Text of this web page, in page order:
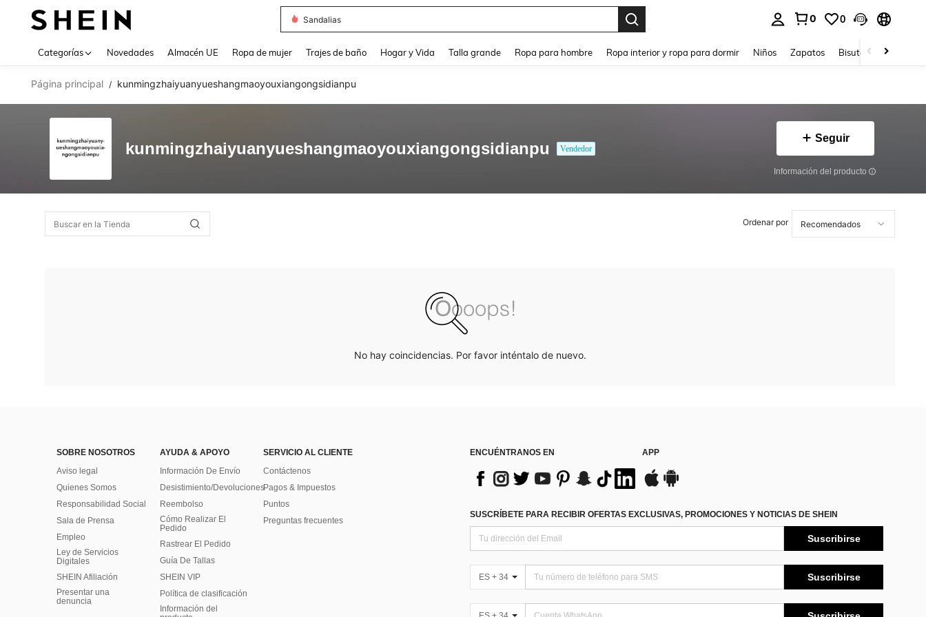
Sandalias
0 0
Categorías Novedades Almacén UE Ropa de mujer Trajes de baño Hogar y Vida Talla grande Ropa para hombre Ropa interior y ropa para dormir Niños Zapatos Bisutería Y
Página principal / kunmingzhaiyuanyueshangmaoyouxiangongsidianpu
kunmingzhaiyuanyueshangmaoyouxiangongsidianpu Vendedor
Seguir
Información del producto
Ordenar por
No hay coincidencias. Por favor inténtalo de nuevo.
SOBRE NOSOTROS
Aviso legal
Quienes Somos
Responsabilidad Social
Sala de Prensa
Empleo
Ley de Servicios
Digitales
SHEIN Afiliación
Presentar una
denuncia
AYUDA & APOYO
Información De Envío
Desistimiento/Devoluciones
Reembolso
Cómo Realizar El
Pedido
Rastrear El Pedido
Guía De Tallas
SHEIN VIP
Política de clasificación
​Información del
SERVICIO AL CLIENTE
Contáctenos
Pagos & Impuestos
Puntos
Preguntas frecuentes
ENCUÉNTRANOS EN APP
SUSCRÍBETE PARA RECIBIR OFERTAS EXCLUSIVAS, PROMOCIONES Y NOTICIAS DE SHEIN
Suscribirse
ES + 34 Suscribirse